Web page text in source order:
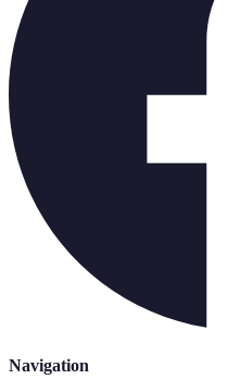
Navigation